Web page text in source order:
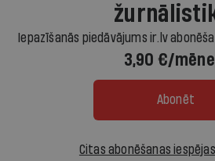
Iepazīšanās piedāvājums ir.lv
3,90 €/
Abonēt
Citas abonēšanas